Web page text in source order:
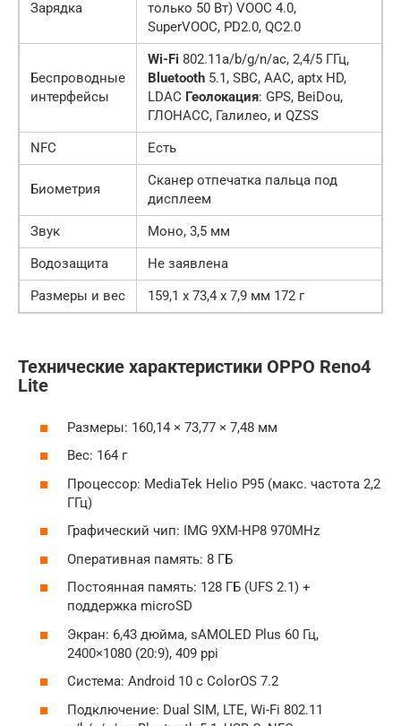
Зарядка
только 50 Вт) VOOC 4.0,
SuperVOOC, PD2.0, QC2.0
Беспроводные
интерфейсы
Wi-Fi 802.11a/b/g/n/ac, 2,4/5 ГГц,
Bluetooth 5.1, SBC, AAC, aptx HD,
LDAC Геолокация: GPS, BeiDou,
ГЛОНАСС, Галилео, и QZSS
NFC
Есть
Биометрия
Сканер отпечатка пальца под
дисплеем
Звук
Моно, 3,5 мм
Водозащита
Не заявлена
Размеры и вес
159,1 х 73,4 х 7,9 мм 172 г
Технические характеристики OPPO Reno4
Lite
Размеры: 160,14 × 73,77 × 7,48 мм
Вес: 164 г
Процессор: MediaTek Helio P95 (макс. частота 2,2
ГГц)
Графический чип: IMG 9XM-HP8 970MHz
Оперативная память: 8 ГБ
Постоянная память: 128 ГБ (UFS 2.1) +
поддержка microSD
Экран: 6,43 дюйма, sAMOLED Plus 60 Гц,
2400×1080 (20:9), 409 ppi
Система: Android 10 с ColorOS 7.2
Подключение: Dual SIM, LTE, Wi-Fi 802.11